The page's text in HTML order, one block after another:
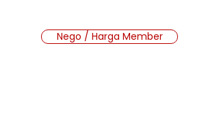
Nego / Harga Member